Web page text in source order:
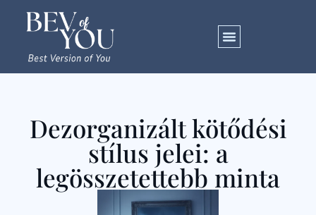
Dezorganizált kötődési
stílus jelei: a
legösszetettebb minta